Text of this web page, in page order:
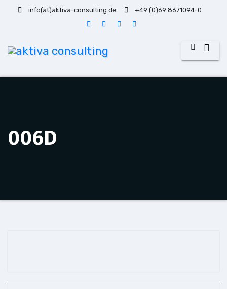
info(at)aktiva-consulting.de +49 (0)69 8671094-0
006D